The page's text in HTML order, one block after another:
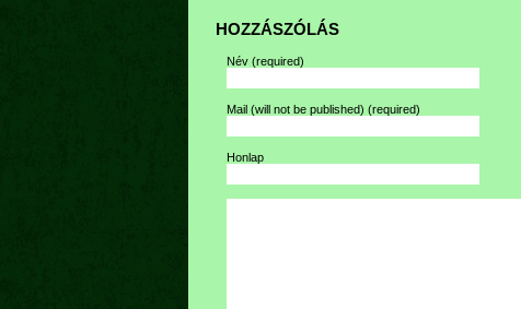
HOZZÁSZÓLÁS
Név (required)
Mail (will not be published) (required)
Honlap